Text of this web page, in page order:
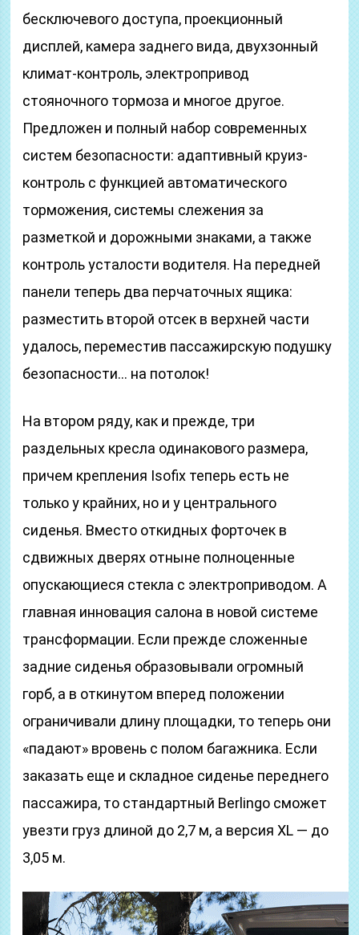
бесключевого доступа, проекционный
дисплей, камера заднего вида, двухзонный
климат-контроль, электропривод
стояночного тормоза и многое другое.
Предложен и полный набор современных
систем безопасности: адаптивный круиз-
контроль с функцией автоматического
торможения, системы слежения за
разметкой и дорожными знаками, а также
контроль усталости водителя. На передней
панели теперь два перчаточных ящика:
разместить второй отсек в верхней части
удалось, переместив пассажирскую подушку
безопасности… на потолок!
На втором ряду, как и прежде, три
раздельных кресла одинакового размера,
причем крепления Isofix теперь есть не
только у крайних, но и у центрального
сиденья. Вместо откидных форточек в
сдвижных дверях отныне полноценные
опускающиеся стекла с электроприводом. А
главная инновация салона в новой системе
трансформации. Если прежде сложенные
задние сиденья образовывали огромный
горб, а в откинутом вперед положении
ограничивали длину площадки, то теперь они
«падают» вровень с полом багажника. Если
заказать еще и складное сиденье переднего
пассажира, то стандартный Berlingo сможет
увезти груз длиной до 2,7 м, а версия XL — до
3,05 м.